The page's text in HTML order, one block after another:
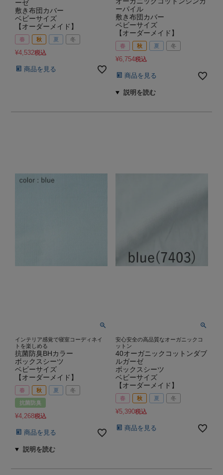
ーゼ
敷き布団カバー
ベビーサイズ
【オーダーメイド】
春 秋 夏 冬
¥4,532税込
商品を見る
ーパイル
敷き布団カバー
ベビーサイズ
【オーダーメイド】
春 秋 夏 冬
¥6,754税込
商品を見る
インテリア感覚で寝室コーディネイ
トを楽しめる
抗菌防臭BHカラー
ボックスシーツ
ベビーサイズ
【オーダーメイド】
春 秋 夏 冬
抗菌防臭
¥4,268税込
商品を見る
安心安全の高品質なオーガニックコ
ットン
40オーガニックコットンダブ
ルガーゼ
ボックスシーツ
ベビーサイズ
【オーダーメイド】
春 秋 夏 冬
¥5,390税込
商品を見る